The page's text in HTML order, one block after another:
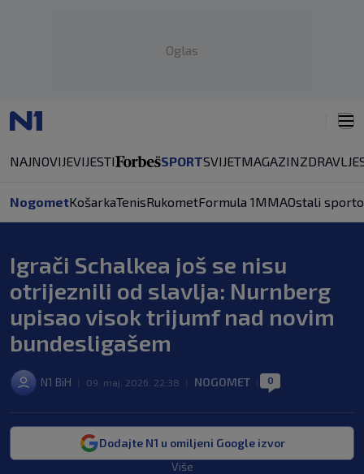
Oglas
NAJNOVIJEVIJESTI SPORTSVIJETMAGAZINZDRAVLJE
NogometKošarkaTenisRukometFormula 1MMAOstali
Igrači Schalkea još se nisu
otrijeznili od slavlja: Nurnberg
upisao visok trijumf nad novim
bundesligašem
N1 BiH 09. maj. 2026. 22:38 NOGOMET 0
Dodajte N1 u omiljeni Google izvor
Više